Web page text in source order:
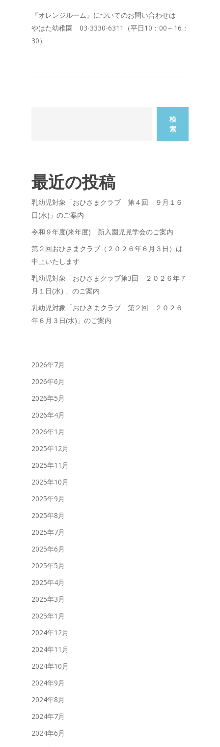
『オレンジルーム』についてのお問い合わせは
やはた幼稚園 03-3330-6311（平日10：00～16：
30）
検
索
最近の投稿
乳幼児対象「おひさまクラブ 第４回 ９月１６
日(水)」のご案内
令和９年度(来年度) 新入園児見学会のご案内
第２回おひさまクラブ（２０２６年６月３日）は
中止いたします
乳幼児対象「おひさまクラブ第3回 ２０２６年７
月１日(水) 」のご案内
乳幼児対象「おひさまクラブ 第２回 ２０２６
年６月３日(水)」のご案内
2026年7月
2026年6月
2026年5月
2026年4月
2026年1月
2025年12月
2025年11月
2025年10月
2025年9月
2025年8月
2025年7月
2025年6月
2025年5月
2025年4月
2025年3月
2025年1月
2024年12月
2024年11月
2024年10月
2024年9月
2024年8月
2024年7月
2024年6月